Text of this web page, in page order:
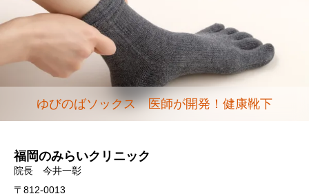
ゆびのばソックス 医師が開発！健康靴下
福岡のみらいクリニック
院長 今井一彰
〒812-0013